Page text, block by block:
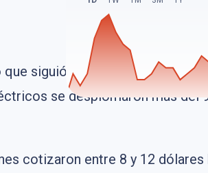
siguió una caída que se alargó
se desplomaron más del
cotizaron entre 8 y 12 dólares